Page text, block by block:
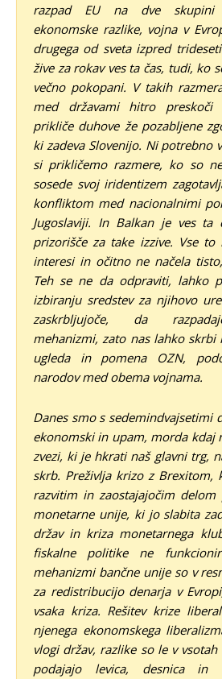
razpad EU na dve skupini
ekonomske razlike, vojna v
drugega od sveta izpred
žive za rokav ves ta čas, tudi, ko
večno pokopani. V takih
med državami hitro
prikliče duhove že pozabljene
ki zadeva Slovenijo. Ni potrebno
si prikličemo razmere, ko so
sosede svoj iridentizem
konfliktom med nacionalnimi
Jugoslaviji. In Balkan je ves ta
prizorišče za take izzive. Vse
interesi in očitno ne načela
Teh se ne da odpraviti, lahko
izbiranju sredstev za njihovo
zaskrbljujoče, da
mehanizmi, zato nas lahko skrbi
ugleda in pomena OZN,
narodov med obema vojnama.
Danes smo s sedemindvajsetimi
ekonomski in upam, morda kdaj
zvezi, ki je hkrati naš glavni trg,
skrb. Preživlja krizo z Brexitom,
razvitim in zaostajajočim delom
monetarne unije, ki jo slabita
držav in kriza monetarnega
fiskalne politike ne
mehanizmi bančne unije so v
za redistribucijo denarja v
vsaka kriza. Rešitev krize
njenega ekonomskega
vlogi držav, razlike so le v
podajajo levica, desnica in